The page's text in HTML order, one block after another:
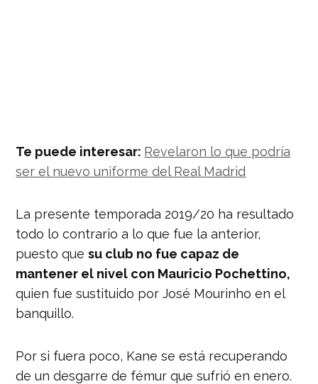
Te puede interesar: Revelaron lo que podría
ser el nuevo uniforme del Real Madrid
La presente temporada 2019/20 ha resultado
todo lo contrario a lo que fue la anterior,
puesto quesu club no fue capaz de
mantener el nivel con Mauricio Pochettino,
quien fue sustituido por José Mourinho en el
banquillo.
Por si fuera poco, Kane se está recuperando
de un desgarre de fémur que sufrió en enero.